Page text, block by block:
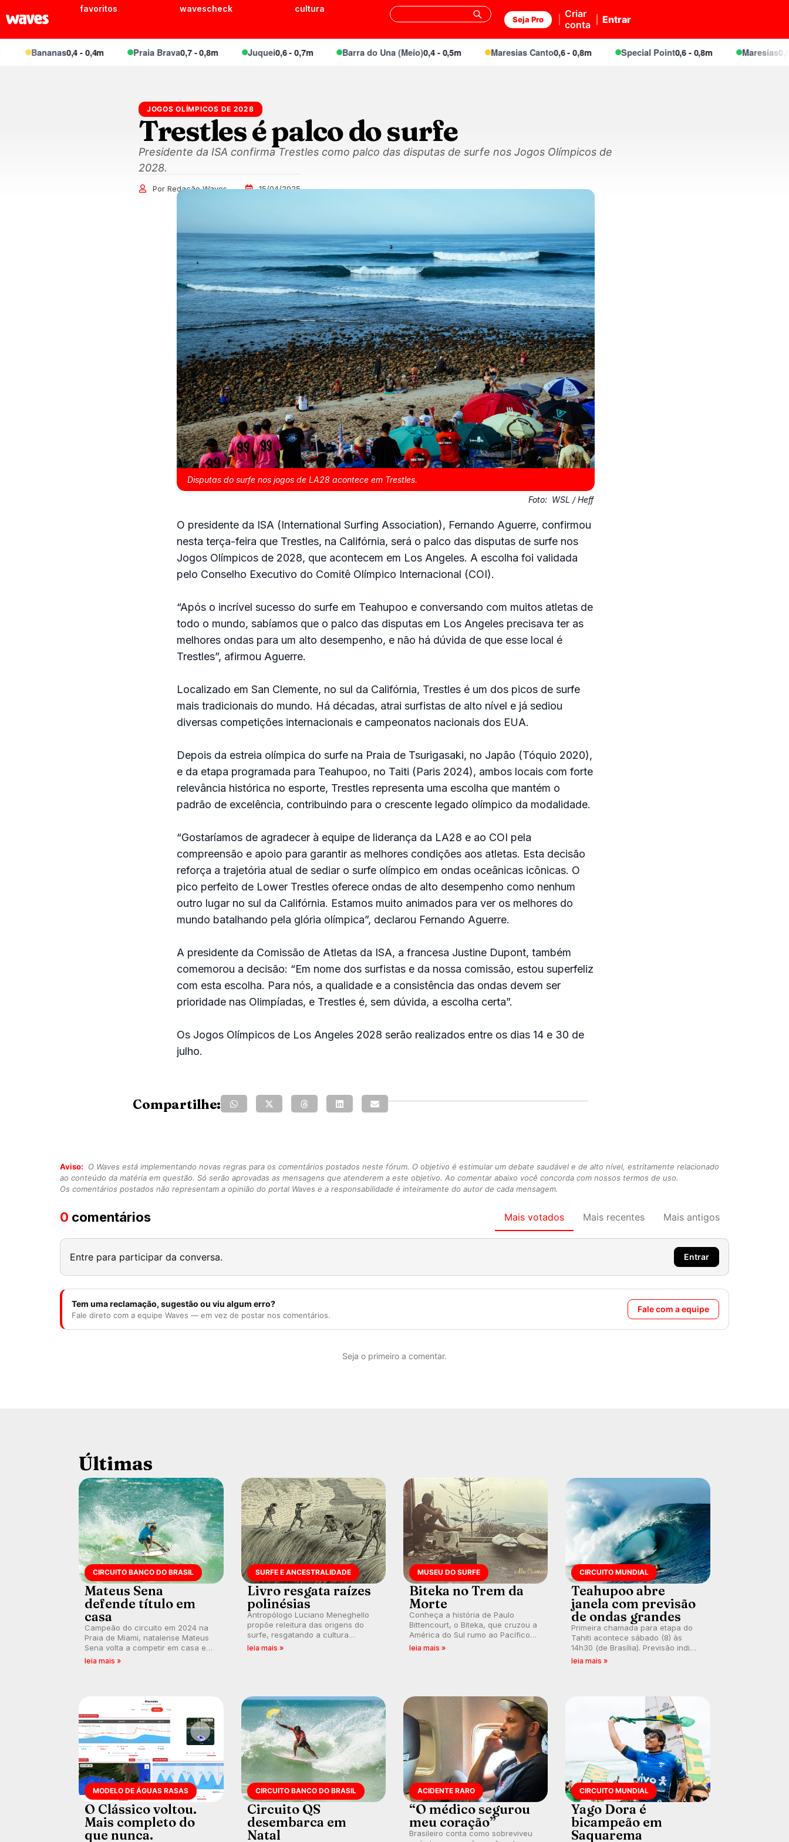
favoritos wavescheck cultura
Seja Pro
Criar
conta
Entrar
Bananas0,4 - 0,4m Praia Brava0,7 - 0,8m Juquei0,6 - 0,7m Barra do Una (Meio)0,4 - 0,5m Maresias Canto0,6 - 0,8m Special Point0,6 - 0,8m Maresias0,6 -
JOGOS OLÍMPICOS DE 2028
Trestles é palco do surfe
Presidente da ISA confirma Trestles como palco das disputas de surfe nos Jogos Olímpicos de
2028.
Por Redação Waves 15/04/2025
Disputas do surfe nos jogos de LA28 acontece em Trestles.
Foto: WSL / Heff
O presidente da ISA (International Surfing Association), Fernando Aguerre, confirmou
nesta terça-feira que Trestles, na Califórnia, será o palco das disputas de surfe nos
Jogos Olímpicos de 2028, que acontecem em Los Angeles. A escolha foi validada
pelo Conselho Executivo do Comitê Olímpico Internacional (COI).
“Após o incrível sucesso do surfe em Teahupoo e conversando com muitos atletas de
todo o mundo, sabíamos que o palco das disputas em Los Angeles precisava ter as
melhores ondas para um alto desempenho, e não há dúvida de que esse local é
Trestles”, afirmou Aguerre.
Localizado em San Clemente, no sul da Califórnia, Trestles é um dos picos de surfe
mais tradicionais do mundo. Há décadas, atrai surfistas de alto nível e já sediou
diversas competições internacionais e campeonatos nacionais dos EUA.
Depois da estreia olímpica do surfe na Praia de Tsurigasaki, no Japão (Tóquio 2020),
e da etapa programada para Teahupoo, no Taiti (Paris 2024), ambos locais com forte
relevância histórica no esporte, Trestles representa uma escolha que mantém o
padrão de excelência, contribuindo para o crescente legado olímpico da modalidade.
“Gostaríamos de agradecer à equipe de liderança da LA28 e ao COI pela
compreensão e apoio para garantir as melhores condições aos atletas. Esta decisão
reforça a trajetória atual de sediar o surfe olímpico em ondas oceânicas icônicas. O
pico perfeito de Lower Trestles oferece ondas de alto desempenho como nenhum
outro lugar no sul da Califórnia. Estamos muito animados para ver os melhores do
mundo batalhando pela glória olímpica”, declarou Fernando Aguerre.
A presidente da Comissão de Atletas da ISA, a francesa Justine Dupont, também
comemorou a decisão: “Em nome dos surfistas e da nossa comissão, estou superfeliz
com esta escolha. Para nós, a qualidade e a consistência das ondas devem ser
prioridade nas Olimpíadas, e Trestles é, sem dúvida, a escolha certa”.
Os Jogos Olímpicos de Los Angeles 2028 serão realizados entre os dias 14 e 30 de
julho.
Compartilhe:
Aviso:
O Waves está implementando novas regras para os comentários postados neste fórum. O objetivo é estimular um debate saudável e de alto nível, estritamente relacionado
ao conteúdo da matéria em questão. Só serão aprovadas as mensagens que atenderem a este objetivo. Ao comentar abaixo você concorda com nossos termos de uso.
Os comentários postados não representam a opinião do portal Waves e a responsabilidade é inteiramente do autor de cada mensagem.
0 comentários Mais votados Mais recentes Mais antigos
Entre para participar da conversa. Entrar
Tem uma reclamação, sugestão ou viu algum erro?
Fale direto com a equipe Waves — em vez de postar nos comentários.
Fale com a equipe
Seja o primeiro a comentar.
Últimas
CIRCUITO BANCO DO BRASIL
Mateus Sena
defende título em
casa
Campeão do circuito em 2024 na
Praia de Miami, natalense Mateus
Sena volta a competir em casa em
busca de manter a hegemonia
leia mais »
SURFE E ANCESTRALIDADE
Livro resgata raízes
polinésias
Antropólogo Luciano Meneghello
propõe releitura das origens do
surfe, resgatando a cultura
polinésia e questionando a visão
leia mais »
MUSEU DO SURFE
Biteka no Trem da
Morte
Conheça a história de Paulo
Bittencourt, o Biteka, que cruzou a
América do Sul rumo ao Pacífico
em uma jornada que se tornou um
leia mais »
CIRCUITO MUNDIAL
Teahupoo abre
janela com previsão
de ondas grandes
Primeira chamada para etapa do
Tahiti acontece sábado (8) às
14h30 (de Brasília). Previsão indica
swell consistente. Medina
leia mais »
MODELO DE ÁGUAS RASAS
O Clássico voltou.
Mais completo do
que nunca.
CIRCUITO BANCO DO BRASIL
Circuito QS
desembarca em
Natal
ACIDENTE RARO
“O médico segurou
meu coração”
Brasileiro conta como sobreviveu
CIRCUITO MUNDIAL
Yago Dora é
bicampeão em
Saquarema